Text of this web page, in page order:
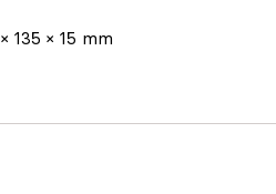
135 × 15 mm